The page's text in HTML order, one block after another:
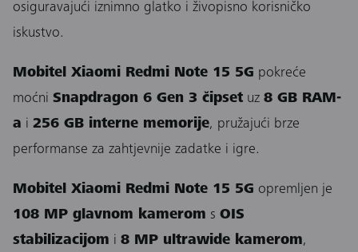
osiguravajući iznimno glatko i živopisno korisničko
iskustvo.
Mobitel Xiaomi Redmi Note 15 5G pokreće
moćni Snapdragon 6 Gen 3 čipset uz 8 GB RAM-
a i 256 GB interne memorije, pružajući brze
performanse za zahtjevnije zadatke i igre.
Mobitel Xiaomi Redmi Note 15 5G opremljen je
108 MP glavnom kamerom s OIS
stabilizacijom i 8 MP ultrawide kamerom,